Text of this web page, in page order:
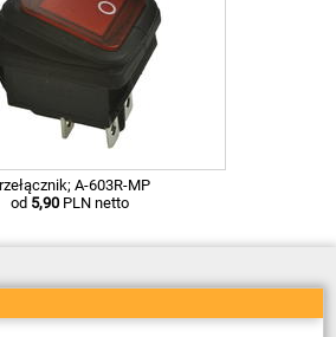
A-603R-MP
od 5,90 PLN netto